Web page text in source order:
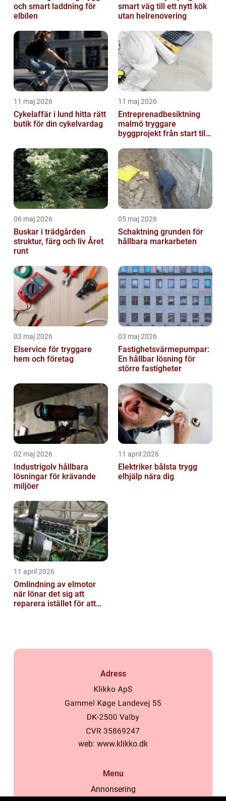
och smart laddning för
elbilen
smart väg till ett nytt kök
utan helrenovering
11 maj 2026
Cykelaffär i lund hitta rätt
butik för din cykelvardag
11 maj 2026
Entreprenadbesiktning
malmö tryggare
byggprojekt från start till
06 maj 2026
Buskar i trädgården
struktur, färg och liv Året
runt
05 maj 2026
Schaktning grunden för
hållbara markarbeten
03 maj 2026
Elservice för tryggare
hem och företag
03 maj 2026
Fastighetsvärmepumpar:
En hållbar lösning för
större fastigheter
02 maj 2026
Industrigolv hållbara
lösningar för krävande
miljöer
11 april 2026
Elektriker bålsta trygg
elhjälp nära dig
11 april 2026
Omlindning av elmotor
när lönar det sig att
reparera istället för att
Adress
web: www.klikko.dk
Menu
Annonsering